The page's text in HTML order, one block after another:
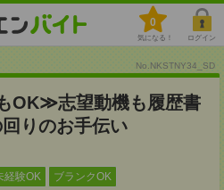
0
気になる！ ログイン
No.NKSTNY34_SD
OK≫志望動機も履歴書
りのお手伝い
経験OK ブランクOK